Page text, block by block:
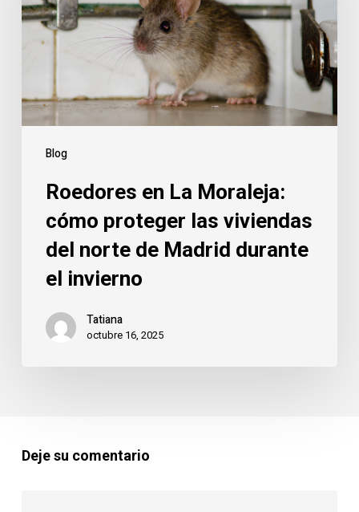
Blog
cómo
proteger
viviendas
del
norte
durante
invierno
Roedores en La Moraleja:
cómo proteger las viviendas
del norte de Madrid durante
el invierno
Tatiana
octubre 16, 2025
Deje su comentario